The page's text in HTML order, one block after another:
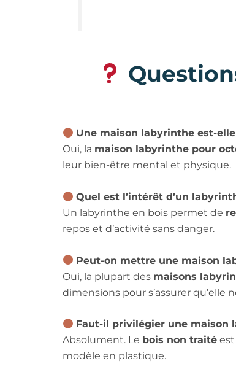
Une maison labyrinthe est-
Oui, la maison labyrinthe pour
leur bien-être mental et physique.
Quel est l’intérêt d’un
Un labyrinthe en bois permet de
repos et d’activité sans danger.
Peut-on mettre une maison
Oui, la plupart des maisons
dimensions pour s’assurer qu’elle
Faut-il privilégier une maison
Absolument. Le bois non traité
modèle en plastique.